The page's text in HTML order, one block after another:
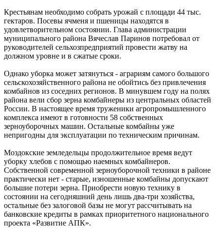
Крестьянам необходимо собрать урожай с площади 44 тыс.
гектаров. Посевы ячменя и пшеницы находятся в
удовлетворительном состоянии. Глава администрации
муниципального района Вячеслав Паринов потребовал от
руководителей сельхозпредприятий провести жатву на
должном уровне и в сжатые сроки.
Однако уборка может затянуться - аграриям самого большого
сельскохозяйственного района не обойтись без привлечения
комбайнов из соседних регионов. В минувшем году на полях
района вели сбор зерна комбайнеры из центральных областей
России. В настоящее время труженики агропромышленного
комплекса имеют в готовности 58 собственных
зерноуборочных машин. Остальные комбайны уже
непригодны для эксплуатации по техническим причинам.
Моздокские земледельцы продолжительное время ведут
уборку хлебов с помощью наемных комбайнеров.
Собственной современной зерноуборочной техники в районе
практически нет - старые, изношенные комбайны допускают
большие потери зерна. Приобрести новую технику в
состоянии на сегодняшний день лишь два-три хозяйства,
остальные без залоговой базы не могут рассчитывать на
банковские кредиты в рамках приоритетного национального
проекта «Развитие АПК».